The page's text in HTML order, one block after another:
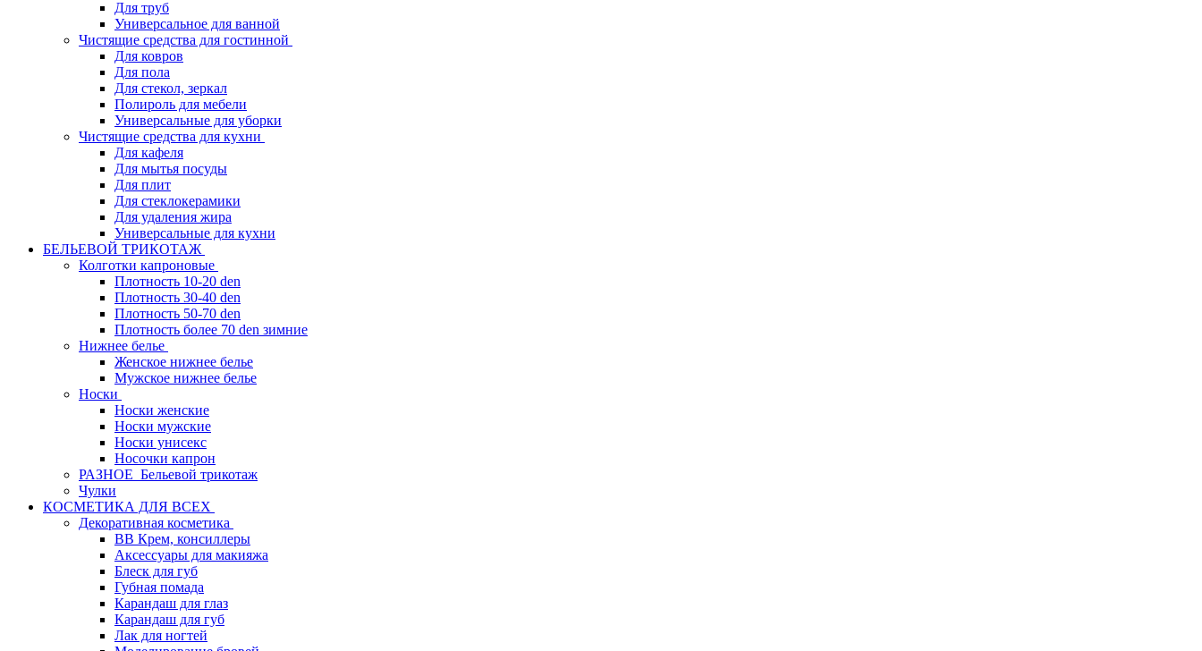
Для труб
Универсальное для ванной
Чистящие средства для гостинной
Для ковров
Для пола
Для стекол, зеркал
Полироль для мебели
Универсальные для уборки
Чистящие средства для кухни
Для кафеля
Для мытья посуды
Для плит
Для стеклокерамики
Для удаления жира
Универсальные для кухни
БЕЛЬЕВОЙ ТРИКОТАЖ
Колготки капроновые
Плотность 10-20 den
Плотность 30-40 den
Плотность 50-70 den
Плотность более 70 den зимние
Нижнее белье
Женское нижнее белье
Мужское нижнее белье
Носки
Носки женские
Носки мужские
Носки унисекс
Носочки капрон
РАЗНОЕ_Бельевой трикотаж
Чулки
КОСМЕТИКА ДЛЯ ВСЕХ
Декоративная косметика
BB Крем, консиллеры
Аксессуары для макияжа
Блеск для губ
Губная помада
Карандаш для глаз
Карандаш для губ
Лак для ногтей